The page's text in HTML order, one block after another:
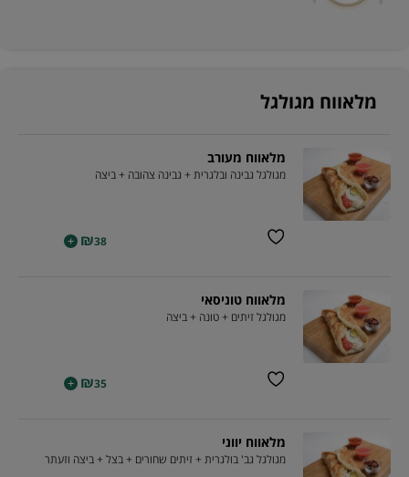
מלאווח מגולגל
מלאווח מעורב
מגולגל גבינה ובלגרית + גבינה צהובה + ביצה
₪38
+
מלאווח טוניסאי
מגולגל זיתים + טונה + ביצה
₪35
+
מלאווח יווני
מגולגל גב' בולגרית + זיתים שחורים + בצל + ביצה וזעתר